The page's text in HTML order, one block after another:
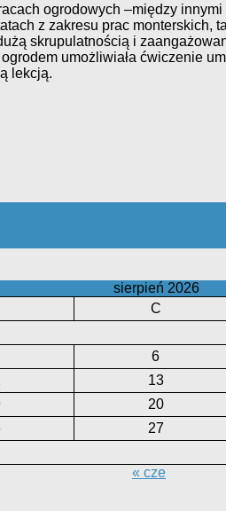
ogrodowych –między
z zakresu prac monterskich,
skrupulatnością i
umożliwiała ćwiczenie
lekcją.
sierpień 2026
C
6
13
20
27
« cze